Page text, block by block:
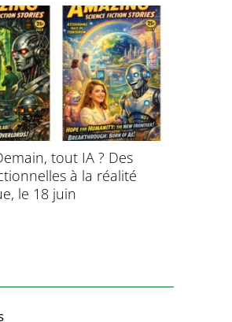
tout IA ? Des
à la réalité
le 18 juin